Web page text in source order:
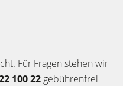
Für Fragen stehen wir
100 22 gebührenfrei